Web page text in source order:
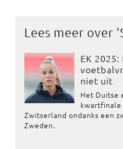
Lees meer over '
EK
niet uit
Het Duitse
kwartfinale
Zwitserland ondanks een
Zweden.